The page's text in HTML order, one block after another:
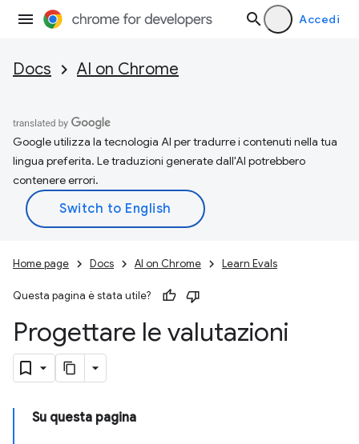
Accedi
Docs AI on Chrome
Google utilizza la tecnologia AI per tradurre i contenuti nella tua
lingua preferita. Le traduzioni generate dall'AI potrebbero
contenere errori.
Home page Docs AI on Chrome Learn Evals
Questa pagina è stata utile?
Progettare le valutazioni
Su questa pagina